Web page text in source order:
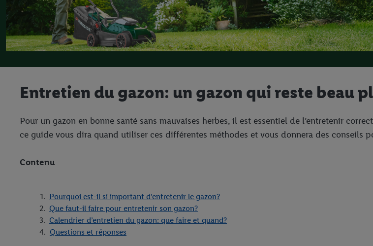
Entretien du gazon: un gazon qui reste beau
Pour un gazon en bonne santé sans mauvaises herbes, il est essentiel de l’entretenir
ce guide vous dira quand utiliser ces différentes méthodes et vous donnera des conseils
Contenu
Pourquoi est-il si important d’entretenir le gazon?
Que faut-il faire pour entretenir son gazon?
Calendrier d’entretien du gazon: que faire et quand?
Questions et réponses